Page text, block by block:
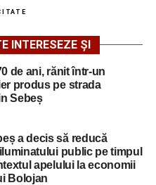
INTERESEZE ȘI
de ani, rănit într-un
produs pe strada
Sebeș
a decis să reducă
public pe timpul
apelului la economii
Bolojan